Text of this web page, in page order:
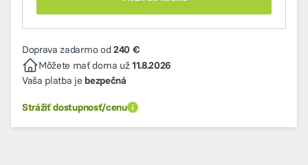
Doprava zadarmo od240 €
Môžete mať doma už11.8.2026
Vaša platba jebezpečná
Strážiť dostupnosť/cenu